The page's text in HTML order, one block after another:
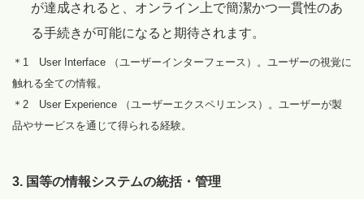
が達成されると、オンライン上で簡潔かつ一貫性のあ
る手続きが可能になると期待されます。
＊1 User Interface （ユーザーインターフェース）。ユーザーの視覚に
触れる全ての情報。
＊2 User Experience （ユーザーエクスペリエンス）。ユーザーが製
品やサービスを通じて得られる経験。
3. 国等の情報システムの統括・管理